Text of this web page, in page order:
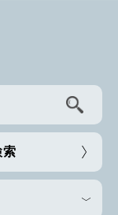
索